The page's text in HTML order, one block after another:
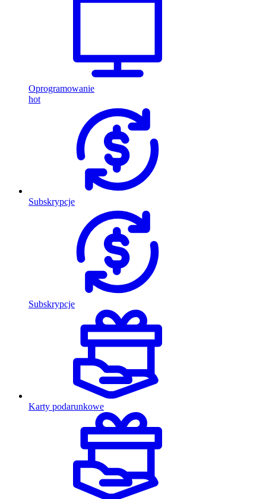
Oprogramowanie
hot
Subskrypcje
Subskrypcje
Karty podarunkowe